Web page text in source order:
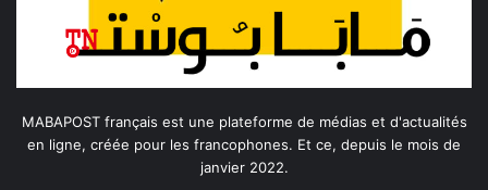
MABAPOST français est une plateforme de médias et d'actualités
en ligne, créée pour les francophones. Et ce, depuis le mois de
janvier 2022.